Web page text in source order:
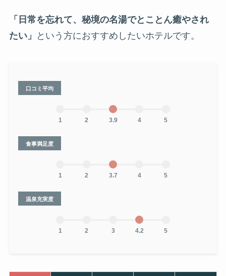
「日常を忘れて、秘境の名湯でとことん癒やされ
たい」
という方におすすめしたいホテルです。
口コミ平均
1 2 3.9 4 5
食事満足度
1 2 3.7 4 5
温泉充実度
1 2 3 4.2 5